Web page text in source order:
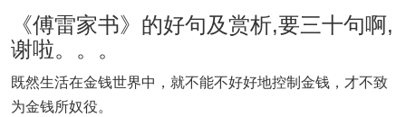
《傅雷家书》的好句及赏析,要三十句啊,
谢啦。。。
既然生活在金钱世界中，就不能不好好地控制金钱，才不致
为金钱所奴役。